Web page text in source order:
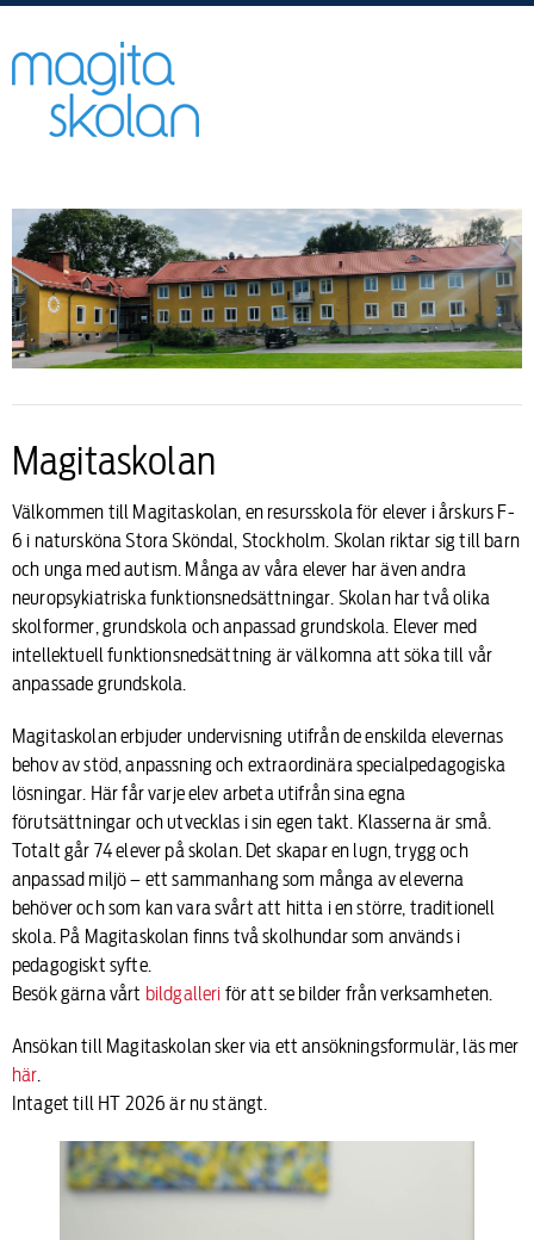
Magitaskolan
Välkommen till Magitaskolan, en resursskola för elever i årskurs F-
6 i natursköna Stora Sköndal, Stockholm. Skolan riktar sig till barn
och unga med autism. Många av våra elever har även andra
neuropsykiatriska funktionsnedsättningar. Skolan har två olika
skolformer, grundskola och anpassad grundskola. Elever med
intellektuell funktionsnedsättning är välkomna att söka till vår
anpassade grundskola.
Magitaskolan erbjuder undervisning utifrån de enskilda elevernas
behov av stöd, anpassning och extraordinära specialpedagogiska
lösningar. Här får varje elev arbeta utifrån sina egna
förutsättningar och utvecklas i sin egen takt. Klasserna är små.
Totalt går 74 elever på skolan. Det skapar en lugn, trygg och
anpassad miljö – ett sammanhang som många av eleverna
behöver och som kan vara svårt att hitta i en större, traditionell
skola. På Magitaskolan finns två skolhundar som används i
pedagogiskt syfte.
Besök gärna vårt bildgalleri för att se bilder från verksamheten.
Ansökan till Magitaskolan sker via ett ansökningsformulär, läs mer
här
Intaget till HT 2026 är nu stängt.